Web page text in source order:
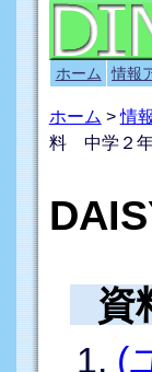
ホーム 情報
ホーム >情
料 中学２年
資
(